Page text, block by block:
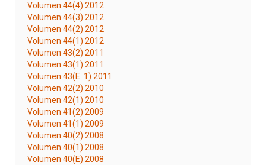
Volumen 44(4) 2012
Volumen 44(3) 2012
Volumen 44(2) 2012
Volumen 44(1) 2012
Volumen 43(2) 2011
Volumen 43(1) 2011
Volumen 43(E. 1) 2011
Volumen 42(2) 2010
Volumen 42(1) 2010
Volumen 41(2) 2009
Volumen 41(1) 2009
Volumen 40(2) 2008
Volumen 40(1) 2008
Volumen 40(E) 2008